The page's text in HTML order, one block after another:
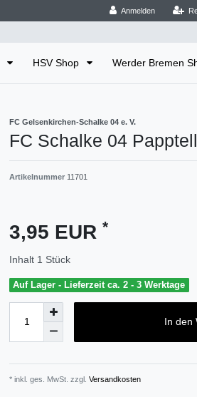
Anmelden
HSV Shop Werder Bremen
FC Gelsenkirchen-Schalke 04 e. V.
FC Schalke 04
Artikelnummer 11701
3,95 EUR *
Inhalt 1 Stück
Auf Lager - Lieferzeit ca. 2 - 3 Werktage
In den
* inkl. ges. MwSt. zzgl. Versandkosten